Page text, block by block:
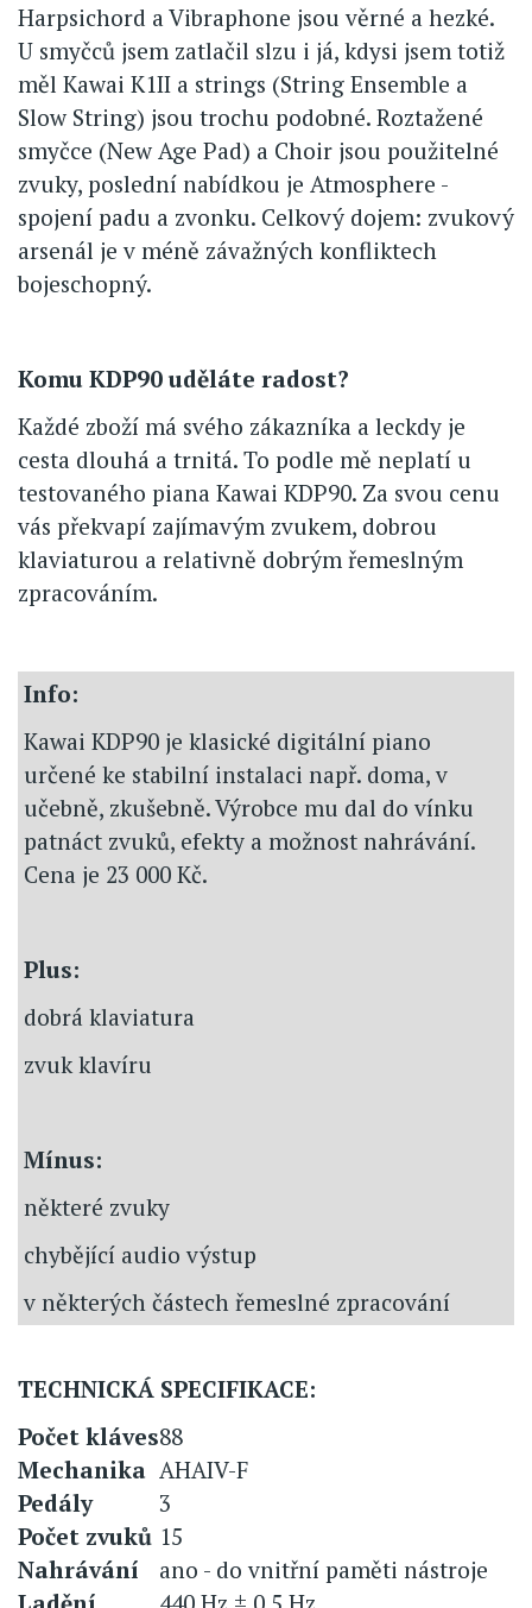
Harpsichord a Vibraphone jsou věrné a hezké.
U smyčců jsem zatlačil slzu i já, kdysi jsem totiž
měl Kawai K1II a strings (String Ensemble a
Slow String) jsou trochu podobné. Roztažené
smyčce (New Age Pad) a Choir jsou použitelné
zvuky, poslední nabídkou je Atmosphere -
spojení padu a zvonku. Celkový dojem: zvukový
arsenál je v méně závažných konfliktech
bojeschopný.
Komu KDP90 uděláte radost?
Každé zboží má svého zákazníka a leckdy je
cesta dlouhá a trnitá. To podle mě neplatí u
testovaného piana Kawai KDP90. Za svou cenu
vás překvapí zajímavým zvukem, dobrou
klaviaturou a relativně dobrým řemeslným
zpracováním.
Info:
Kawai KDP90 je klasické digitální piano
určené ke stabilní instalaci např. doma, v
učebně, zkušebně. Výrobce mu dal do vínku
patnáct zvuků, efekty a možnost nahrávání.
Cena je 23 000 Kč.
Plus:
dobrá klaviatura
zvuk klavíru
Mínus:
některé zvuky
chybějící audio výstup
v některých částech řemeslné zpracování
TECHNICKÁ SPECIFIKACE:
Počet kláves88
Mechanika AHAIV-F
Pedály
3
Počet zvuků 15
Nahrávání
ano - do vnitřní paměti nástroje